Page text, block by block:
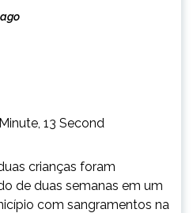
13 Second
crianças foram
de duas semanas em um
com sangramentos na